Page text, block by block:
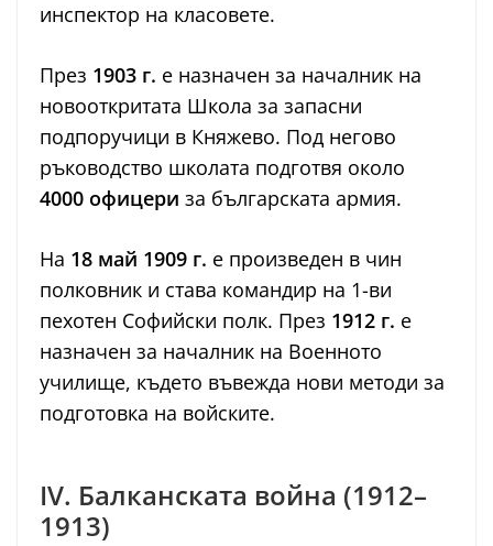
инспектор на класовете.
През 1903 г. е назначен за началник на
новооткритата Школа за запасни
подпоручици в Княжево. Под негово
ръководство школата подготвя около
4000 офицери за българската армия.
На 18 май 1909 г. е произведен в чин
полковник и става командир на 1-ви
пехотен Софийски полк. През 1912 г. е
назначен за началник на Военното
училище, където въвежда нови методи за
подготовка на войските.
IV. Балканската война (1912–
1913)